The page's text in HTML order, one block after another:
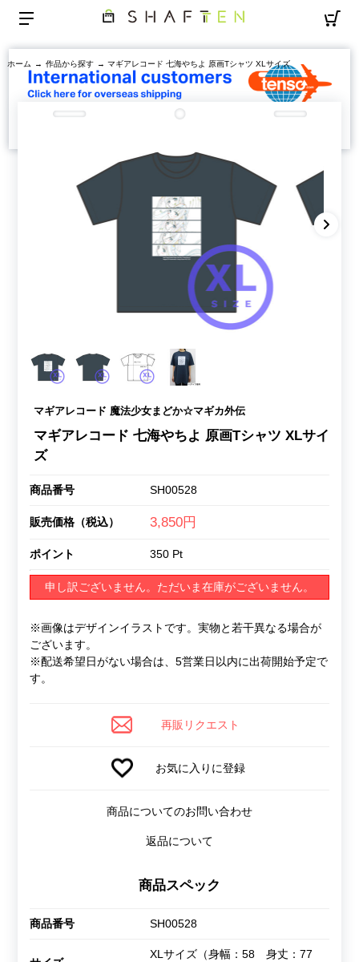
ホーム → 作品から探す → マギアレコード 七海やちよ 原画Tシャツ XLサイズ
マギアレコード 魔法少女まどか☆マギカ外伝
マギアレコード 七海やちよ 原画Tシャツ XLサイ
ズ
商品番号 SH00528
販売価格（税込） 3,850円
ポイント 350 Pt
申し訳ございません。ただいま在庫がございません。
※画像はデザインイラストです。実物と若干異なる場合が
ございます。
※配送希望日がない場合は、5営業日以内に出荷開始予定で
す。
再販リクエスト
お気に入りに登録
商品についてのお問い合わせ
返品について
商品スペック
商品番号 SH00528
XLサイズ（身幅：58 身丈：77